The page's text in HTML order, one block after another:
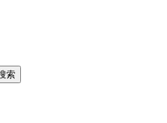
索